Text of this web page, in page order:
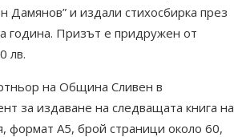
Дамянов” и издали стихосбирка през
година. Призът е придружен от
лв.
на Община Сливен в
за издаване на следващата книга на
формат А5, брой страници около 60,